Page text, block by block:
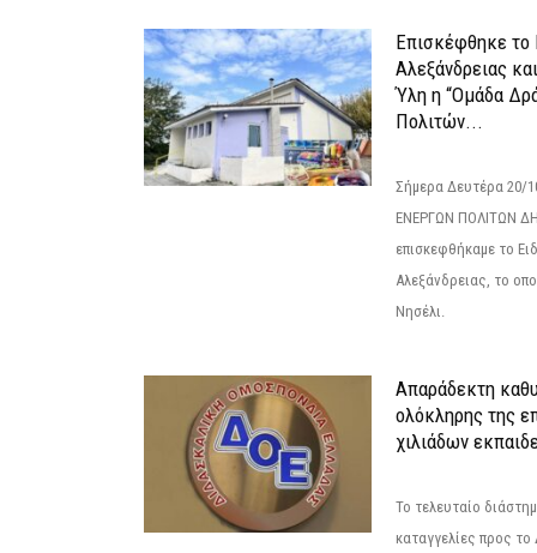
Επισκέφθηκε το
Αλεξάνδρειας
Ύλη η “Ομάδα
Πολιτών...
Σήμερα Δευτέρα
ΕΝΕΡΓΩΝ ΠΟΛΙΤΩΝ
επισκεφθήκαμε το
Αλεξάνδρειας, το
Νησέλι.
Απαράδεκτη
ολόκληρης της
χιλιάδων
Το τελευταίο
καταγγελίες προς